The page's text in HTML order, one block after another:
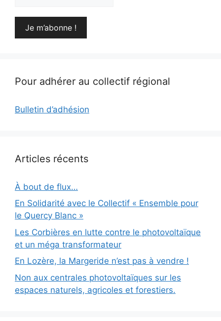
Pour adhérer au collectif régional
Bulletin d’adhésion
Articles récents
À bout de flux…
En Solidarité avec le Collectif « Ensemble pour
le Quercy Blanc »
Les Corbières en lutte contre le photovoltaïque
et un méga transformateur
En Lozère, la Margeride n’est pas à vendre !
Non aux centrales photovoltaïques sur les
espaces naturels, agricoles et forestiers.